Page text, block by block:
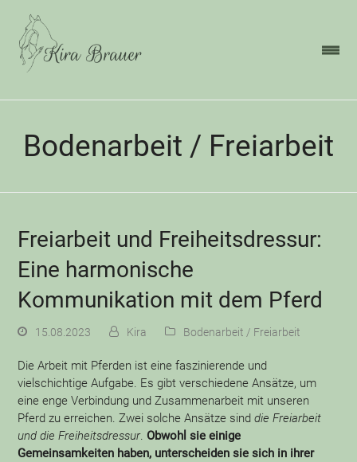
Bodenarbeit / Freiarbeit
Freiarbeit und Freiheitsdressur:
Eine harmonische
Kommunikation mit dem Pferd
15.08.2023 Kira Bodenarbeit / Freiarbeit
Die Arbeit mit Pferden ist eine faszinierende und
vielschichtige Aufgabe. Es gibt verschiedene Ansätze, um
eine enge Verbindung und Zusammenarbeit mit unseren
Pferd zu erreichen. Zwei solche Ansätze sinddie Freiarbeit
und die Freiheitsdressur.Obwohl sie einige
Gemeinsamkeiten haben, unterscheiden sie sich in ihrer